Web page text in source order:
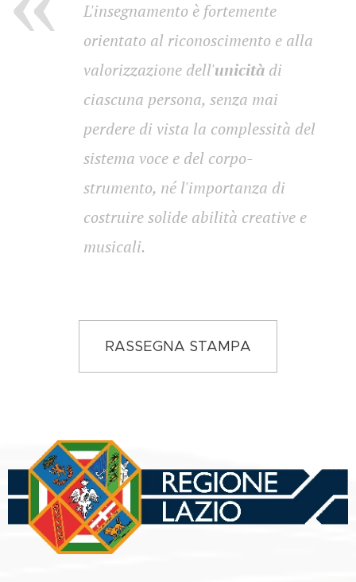
L'insegnamento è fortemente
orientato al riconoscimento e alla
valorizzazione dell'unicità di
ciascuna persona, senza mai
perdere di vista la complessità del
sistema voce e del corpo-
strumento, né l'importanza di
costruire solide abilità creative e
musicali.
RASSEGNA STAMPA